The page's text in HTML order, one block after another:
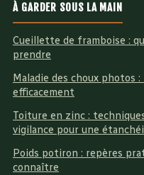
À GARDER SOUS LA MAIN
Cueillette de framboise :
prendre
Maladie des choux
efficacement
Toiture en zinc :
vigilance pour une
Poids potiron : repères
connaître